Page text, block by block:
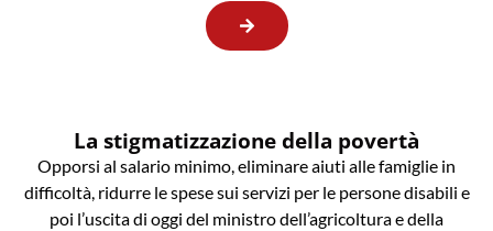
La stigmatizzazione della povertà
Opporsi al salario minimo, eliminare aiuti alle famiglie in
difficoltà, ridurre le spese sui servizi per le persone disabili e
poi l’uscita di oggi del ministro dell’agricoltura e della